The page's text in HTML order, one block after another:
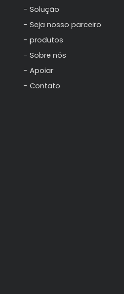
Solução
Seja nosso parceiro
produtos
Sobre nós
Apoiar
Contato